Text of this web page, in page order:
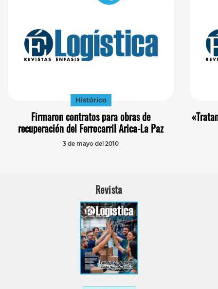
Histórico
Firmaron contratos para obras de
recuperación del Ferrocarril Arica-La Paz
3 de mayo del 2010
Revista